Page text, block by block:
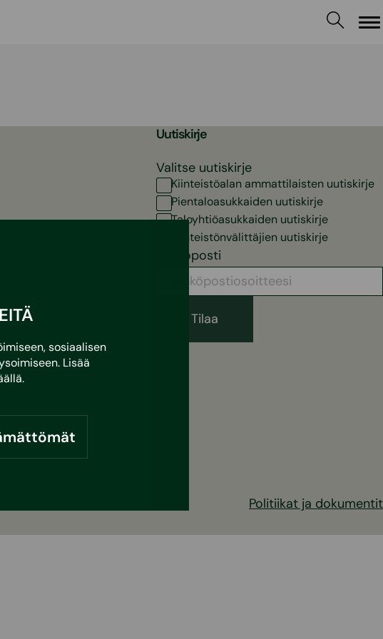
sosiaalisen
Lisää
.
Uutiskirje
Valitse uutiskirje
Kiinteistöalan ammattilaisten uutiskirje
Pientaloasukkaiden uutiskirje
Taloyhtiöasukkaiden uutiskirje
Kiinteistönvälittäjien uutiskirje
Sähköposti
Politiikat ja dokumentit